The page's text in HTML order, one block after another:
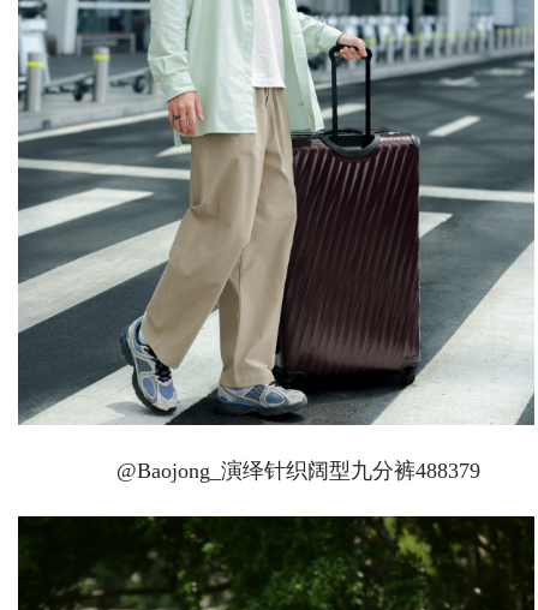
@Baojong_演绎针织阔型九分裤488379